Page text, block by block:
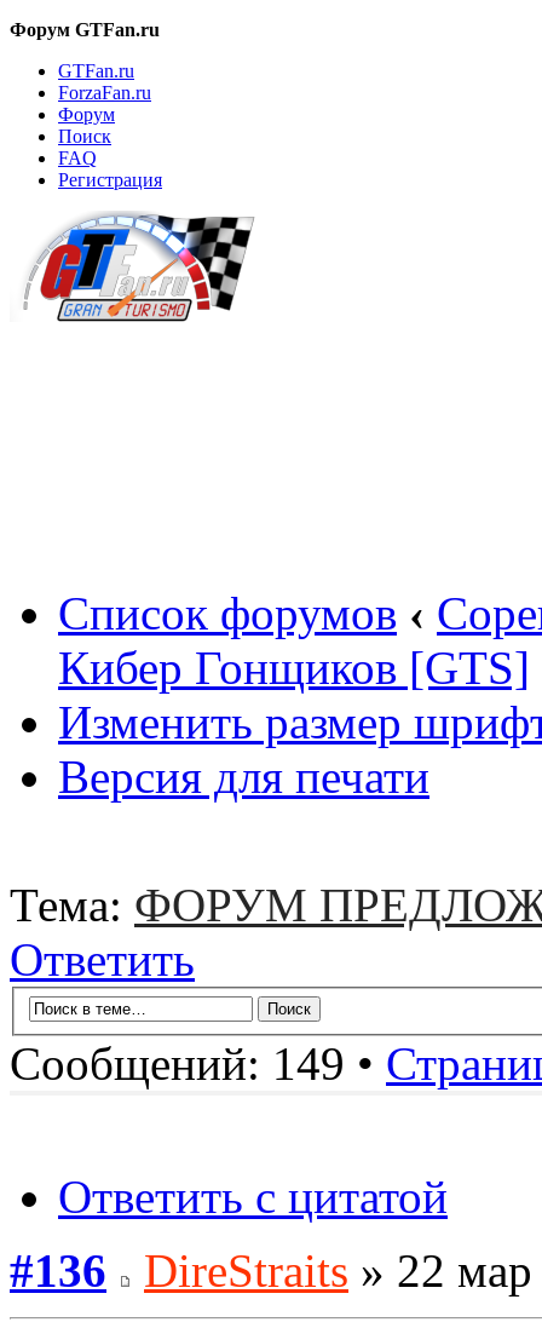
Форум GTFan.ru
GTFan.ru
ForzaFan.ru
Форум
Поиск
FAQ
Регистрация
Список форумов ‹
Кибер Гонщиков [GTS]
Изменить размер
Версия для печати
Тема: ФОРУМ
Ответить
Сообщений: 149 •
Ответить с цитатой
#136
DireStraits » 22